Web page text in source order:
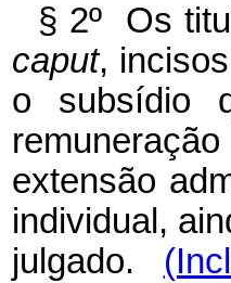
§ 2º Os
caput,
o subsídio
extensão
individual,
julgado.